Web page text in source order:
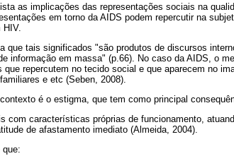
as implicações das representações sociais na
em torno da AIDS podem repercutir na
que tais significados "são produtos de discursos
informação em massa" (p.66). No caso da AIDS, o
repercutem no tecido social e que aparecem no
e etc (Seben, 2008).
é o estigma, que tem como principal
com características próprias de funcionamento,
de afastamento imediato (Almeida, 2004).
que: